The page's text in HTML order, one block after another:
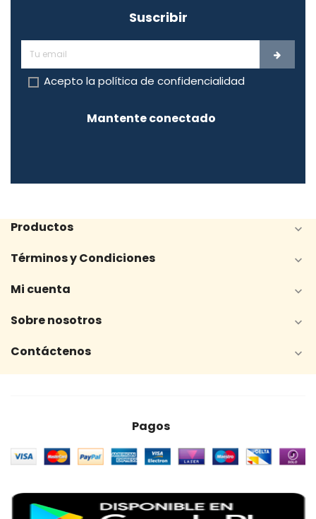
Suscribir
Acepto la política de confidencialidad
Mantente conectado
Productos 
Términos y Condiciones 
Mi cuenta 
Sobre nosotros 
Contáctenos 
Pagos